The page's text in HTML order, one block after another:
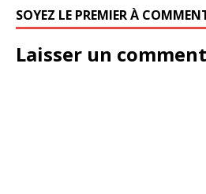
SOYEZ LE PREMIER À
Laisser un